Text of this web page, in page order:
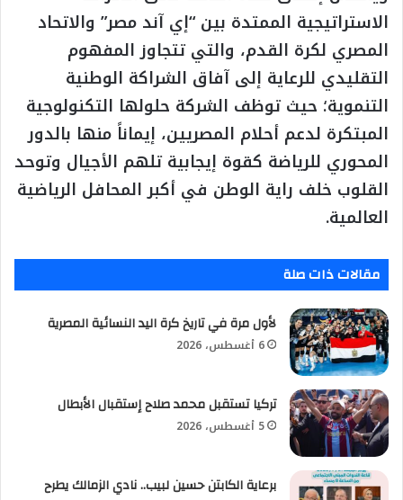
الاستراتيجية الممتدة بين “إي آند مصر” والاتحاد
المصري لكرة القدم، والتي تتجاوز المفهوم
التقليدي للرعاية إلى آفاق الشراكة الوطنية
التنموية؛ حيث توظف الشركة حلولها التكنولوجية
المبتكرة لدعم أحلام المصريين، إيماناً منها بالدور
المحوري للرياضة كقوة إيجابية تلهم الأجيال وتوحد
القلوب خلف راية الوطن في أكبر المحافل الرياضية
العالمية.
مقالات ذات صلة
لأول مرة في تاريخ كرة اليد النسائية المصرية
6 أغسطس، 2026
تركيا تستقبل محمد صلاح إستقبال الأبطال
5 أغسطس، 2026
برعاية الكابتن حسين لبيب.. نادي الزمالك يطرح